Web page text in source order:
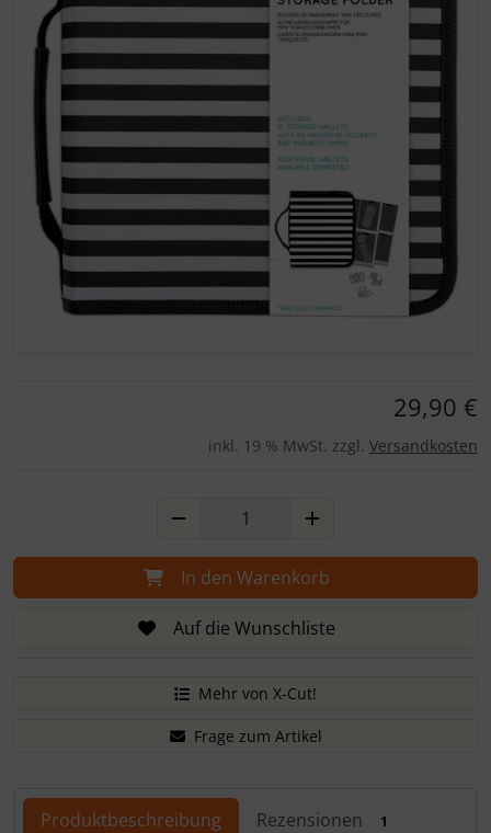
29,90 €
inkl. 19 % MwSt. zzgl. Versandkosten
In den Warenkorb
Auf die Wunschliste
Mehr von X-Cut!
Frage zum Artikel
Produktbeschreibung Rezensionen 1